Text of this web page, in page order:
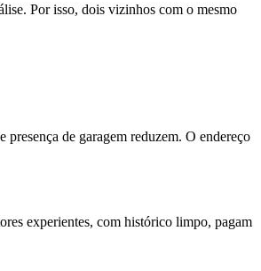
Por isso, dois vizinhos com o mesmo
de garagem reduzem. O endereço
experientes, com histórico limpo, pagam